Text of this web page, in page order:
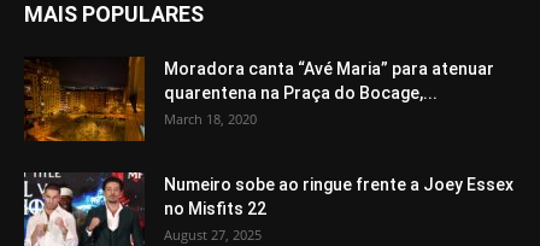
MAIS POPULARES
Moradora canta “Avé Maria” para atenuar
quarentena na Praça do Bocage,...
March 18, 2020
Numeiro sobe ao ringue frente a Joey Essex
no Misfits 22
August 27, 2025